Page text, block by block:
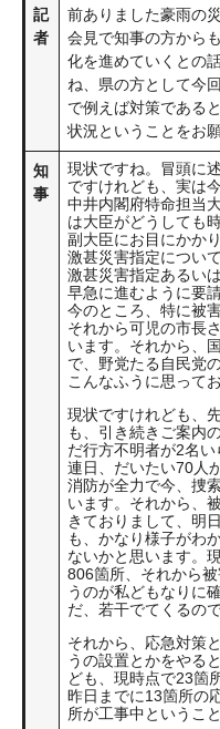
記
者
前ありました豪雨の
会見で知事の方から
化を進めていくとの
ね、県の方として今
で例えば対策である
状況ということをお
知
事
現状ですね。冒頭に
ですけれども、実は
中井内閣府特命担当
は大臣がどうしても
副大臣にお目にかか
激甚災害指定につい
激甚災害指定あるい
早急に進むように要
今のところ、特に被
それから可児の市長
います。それから、
で、野党たる自民党
こんなふうに思って
現状ですけれども、
も、引き続きご案内
だ行方不明者が2名
連日、だいたい70人
消防が全力で今、捜
います。それから、
きておりまして、明
も、かなり様子がわ
ないかと思います。
806箇所、それから
うのが私どもなりに
だ、若干でてくるの
それから、応急対策
うの設置とかをやる
ども、現時点で23箇
昨日までに13箇所の
所が工事中というこ